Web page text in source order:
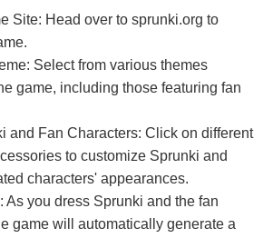
Site: Head over to sprunki.org to
Select from various themes
game, including those featuring fan
and Fan Characters: Click on different
to customize Sprunki and
characters' appearances.
As you dress Sprunki and the fan
game will automatically generate a